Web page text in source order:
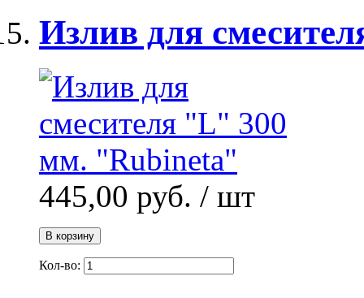
Излив для
445,00 руб. / шт
В корзину
Кол-во: